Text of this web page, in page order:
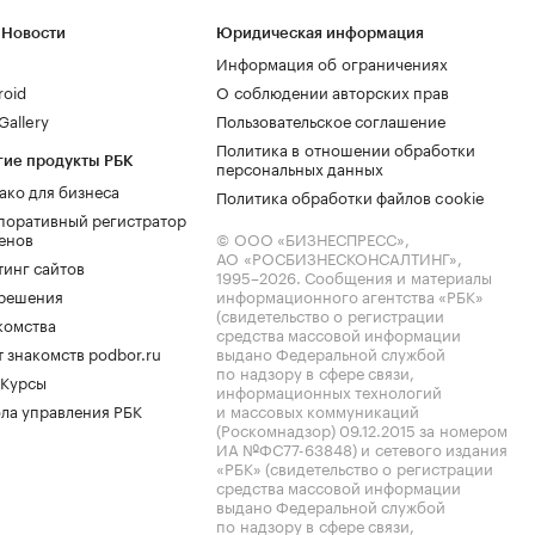
продукты РБК
для бизнеса
регистратор
сайтов
знакомств podbor.ru
управления РБК
Юридическая информация
Информация об ограничениях
О соблюдении авторских прав
Пользовательское соглашение
Политика в отношении обработки
персональных данных
Политика обработки файлов cookie
© ООО «БИЗНЕСПРЕСС»,
АО «РОСБИЗНЕСКОНСАЛТИНГ»,
1995–2026. Сообщения и материалы
информационного агентства «РБК»
(свидетельство о регистрации
средства массовой информации
выдано Федеральной службой
по надзору в сфере связи,
информационных технологий
и массовых коммуникаций
(Роскомнадзор) 09.12.2015 за номером
ИА №ФС77-63848) и сетевого издания
«РБК» (свидетельство о регистрации
средства массовой информации
выдано Федеральной службой
по надзору в сфере связи,